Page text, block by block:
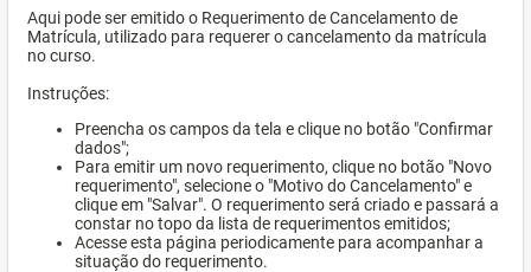
Aqui pode ser emitido o Requerimento de Cancelamento de
Matrícula, utilizado para requerer o cancelamento da matrícula
no curso.
Instruções:
Preencha os campos da tela e clique no botão "Confirmar
dados";
Para emitir um novo requerimento, clique no botão "Novo
requerimento", selecione o "Motivo do Cancelamento" e
clique em "Salvar". O requerimento será criado e passará a
constar no topo da lista de requerimentos emitidos;
Acesse esta página periodicamente para acompanhar a
situação do requerimento.